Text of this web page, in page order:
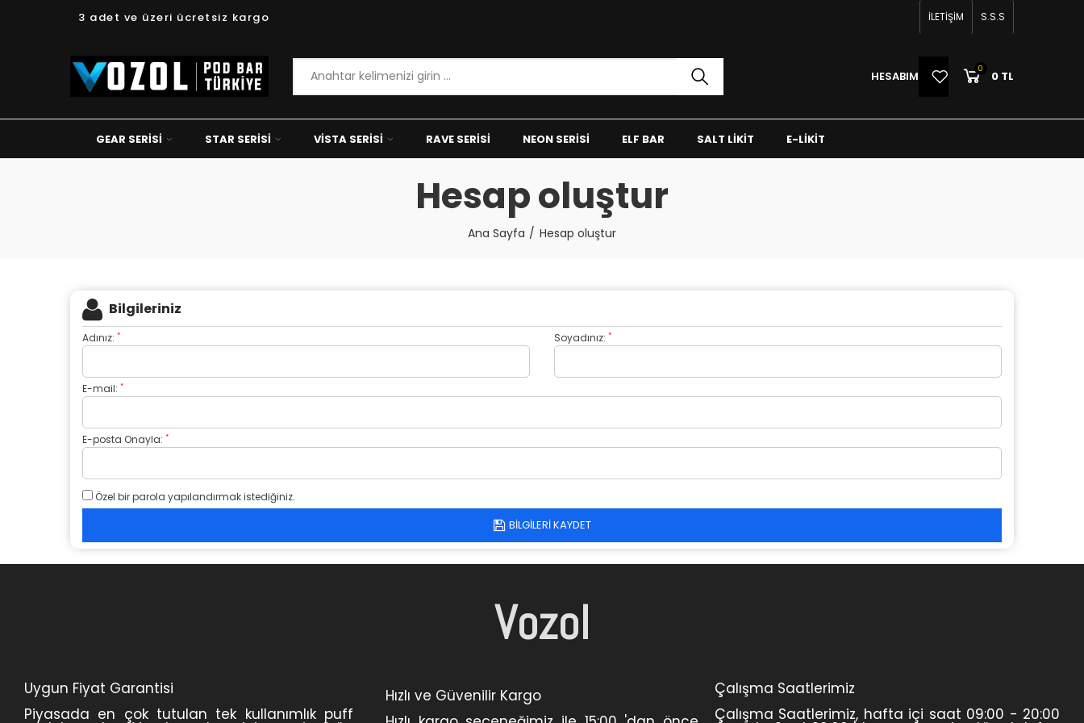
3 adet ve üzeri ücretsiz kargo İLETİŞİM S.S.S
HESABIM 0 0 TL
GEAR SERISI STAR SERISI VISTA SERISI RAVE SERISI NEON SERISI ELF BAR SALT LIKIT E-LIKIT
Hesap oluştur
Ana Sayfa Hesap oluştur
Bilgileriniz
Adınız: * Soyadınız: *
E-mail: *
E-posta Onayla: *
Özel bir parola yapılandırmak istediğiniz.
BILGILERI KAYDET
Vozol
Uygun Fiyat Garantisi
Piyasada en çok tutulan tek kullanımlık puff
Hızlı ve Güvenilir Kargo
Çalışma Saatlerimiz
Çalışma Saatlerimiz, hafta içi saat 09:00 - 20:00